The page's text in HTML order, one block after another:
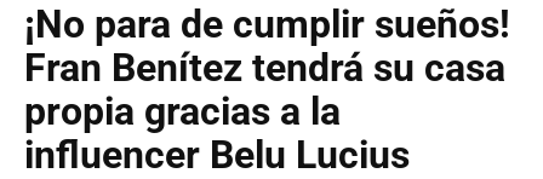
¡No para de cumplir sueños!
Fran Benítez tendrá su casa
propia gracias a la
influencer Belu Lucius